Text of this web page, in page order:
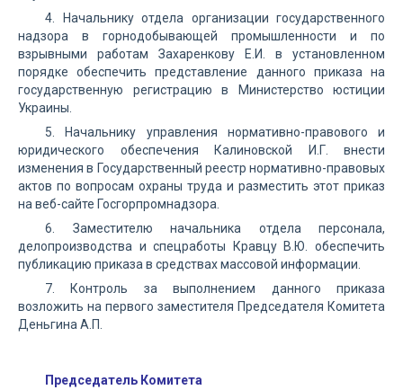
4. Начальнику отдела организации государственного
надзора в горнодобывающей промышленности и по
взрывными работам Захаренкову Е.И. в установленном
порядке обеспечить представление данного приказа на
государственную регистрацию в Министерство юстиции
Украины.
5. Начальнику управления нормативно-правового и
юридического обеспечения Калиновской И.Г. внести
изменения в Государственный реестр нормативно-правовых
актов по вопросам охраны труда и разместить этот приказ
на веб-сайте Госгорпромнадзора.
6. Заместителю начальника отдела персонала,
делопроизводства и спецработы Кравцу В.Ю. обеспечить
публикацию приказа в средствах массовой информации.
7. Контроль за выполнением данного приказа
возложить на первого заместителя Председателя Комитета
Деньгина А.П.
Председатель Комитета